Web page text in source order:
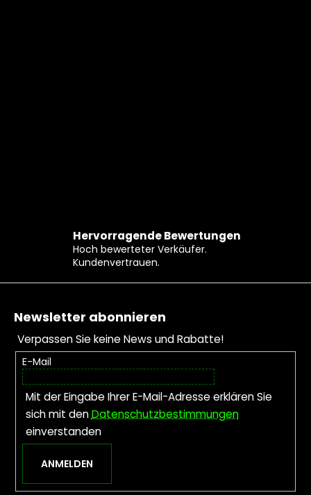
Hervorragende Bewertungen
Hoch bewerteter Verkäufer.
Kundenvertrauen.
Fußzeile
Newsletter abonnieren
Verpassen Sie keine News und Rabatte!
E-Mail
Mit der Eingabe Ihrer E-Mail-Adresse erklären Sie
sich mit denDatenschutzbestimmungen
einverstanden
ANMELDEN